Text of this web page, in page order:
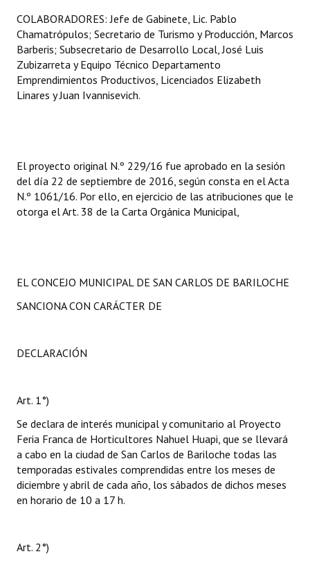
COLABORADORES: Jefe de Gabinete, Lic. Pablo
Chamatrópulos; Secretario de Turismo y Producción, Marcos
Barberis; Subsecretario de Desarrollo Local, José Luis
Zubizarreta y Equipo Técnico Departamento
Emprendimientos Productivos, Licenciados Elizabeth
Linares y Juan Ivannisevich.
El proyecto original N.º 229/16 fue aprobado en la sesión
del día 22 de septiembre de 2016, según consta en el Acta
N.º 1061/16. Por ello, en ejercicio de las atribuciones que le
otorga el Art. 38 de la Carta Orgánica Municipal,
EL CONCEJO MUNICIPAL DE SAN CARLOS DE BARILOCHE
SANCIONA CON CARÁCTER DE
DECLARACIÓN
Art. 1°)
Se declara de interés municipal y comunitario al Proyecto
Feria Franca de Horticultores Nahuel Huapi, que se llevará
a cabo en la ciudad de San Carlos de Bariloche todas las
temporadas estivales comprendidas entre los meses de
diciembre y abril de cada año, los sábados de dichos meses
en horario de 10 a 17 h.
Art. 2°)